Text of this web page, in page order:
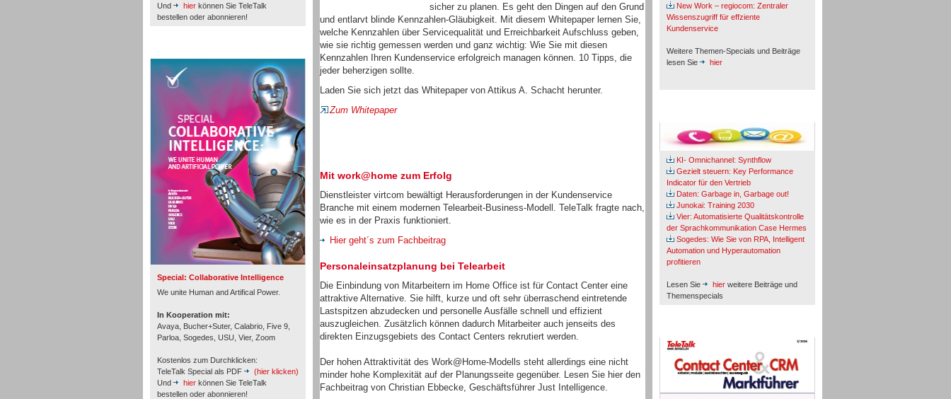
Und
hier können Sie TeleTalk
bestellen oder abonnieren!
Special: Collaborative Intelligence
We unite Human and Artifical Power.
In Kooperation mit:
Avaya, Bucher+Suter, Calabrio, Five 9,
Parloa, Sogedes, USU, Vier, Zoom
Kostenlos zum Durchklicken:
TeleTalk Special als PDF
(hier klicken)
Und
hier können Sie TeleTalk
bestellen oder abonnieren!
Personal
Inbound
sicher zu planen. Es geht den Dingen auf den Grund
und entlarvt blinde Kennzahlen-Gläubigkeit. Mit diesem Whitepaper lernen Sie,
welche Kennzahlen über Servicequalität und Erreichbarkeit Aufschluss geben,
wie sie richtig gemessen werden und ganz wichtig: Wie Sie mit diesen
Kennzahlen Ihren Kundenservice erfolgreich managen können. 10 Tipps, die
jeder beherzigen sollte.
Laden Sie sich jetzt das Whitepaper von Attikus A. Schacht herunter.
Zum Whitepaper
Mit work@home zum Erfolg
Dienstleister virtcom bewältigt Herausforderungen in der Kundenservice
Branche mit einem modernen Telearbeit-Business-Modell. TeleTalk fragte nach,
wie es in der Praxis funktioniert.
Hier geht´s zum Fachbeitrag
Personaleinsatzplanung bei Telearbeit
Die Einbindung von Mitarbeitern im Home Office ist für Contact Center eine
attraktive Alternative. Sie hilft, kurze und oft sehr überraschend eintretende
Lastspitzen abzudecken und personelle Ausfälle schnell und effizient
auszugleichen. Zusätzlich können dadurch Mitarbeiter auch jenseits des
direkten Einzugsgebiets des Contact Centers rekrutiert werden.
Der hohen Attraktivität des Work@Home-Modells steht allerdings eine nicht
minder hohe Komplexität auf der Planungsseite gegenüber. Lesen Sie hier den
Fachbeitrag von Christian Ebbecke, Geschäftsführer Just Intelligence.
New Work – regiocom: Zentraler
Wissenszugriff für effziente
Kundenservice
Weitere Themen-Specials und Beiträge
lesen Sie
hier
KI- Omnichannel: Synthflow
Gezielt steuern: Key Performance
Indicator für den Vertrieb
Daten: Garbage in, Garbage out!
Junokai: Training 2030
Vier: Automatisierte Qualitätskontrolle
der Sprachkommunikation Case Hermes
Sogedes: Wie Sie von RPA, Intelligent
Automation und Hyperautomation
profitieren
Lesen Sie hier weitere Beiträge und
Themenspecials